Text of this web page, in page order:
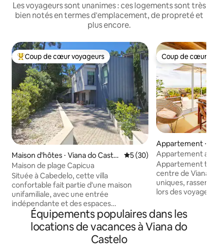
Les voyageurs sont unanimes : ces logements sont très
bien notés en termes d'emplacement, de propreté et
plus encore.
Coups de cœur voyageurs les plus appréciés
Coup de cœur voyageurs
Maison d'hôtes ⋅ Viana do Castel
o
Évaluation moyenne sur la
5 (30)
Maison de plage Capicua
Située à Cabedelo, cette villa
confortable fait partie d'une maison
unifamiliale, avec une entrée
indépendante et des espaces
entièrement réservés aux voyageurs. À
seulement 5 minutes à pied de la plage
et à 5 minutes en voiture du centre-ville
de Viana do Castelo, il combine le
Coup de cœur
Coup de cœur
Appartement ⋅
telo
Appartement
mer et la
Appartement
centre de Viana,
uniques,
lors des voyages
familles.
1 bébé (lit bébé sur
sentirez
Équipements populaires dans les
locations de vacances à Viana do
Castelo